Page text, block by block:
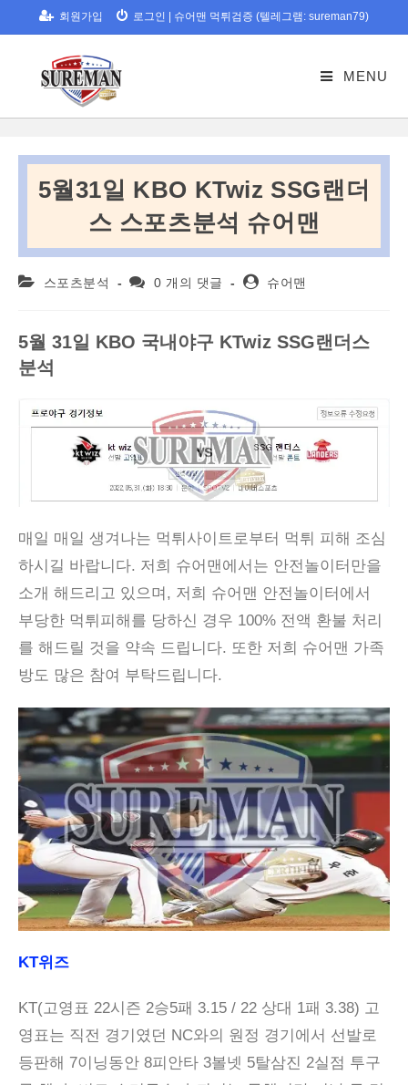
to
회원가입 로그인 슈어맨 먹튀검증 (텔레그램: sureman79)
MENU
5월31일 KBO KTwiz SSG랜더
스 스포츠분석 슈어맨
Post 스포츠분석
Post0 개의 댓글
Post슈어맨
5월 31일 KBO 국내야구 KTwiz SSG랜더스
분석
매일 매일 생겨나는 먹튀사이트로부터 먹튀 피해 조심
하시길 바랍니다. 저희 슈어맨에서는 안전놀이터만을
소개 해드리고 있으며, 저희 슈어맨 안전놀이터에서
부당한 먹튀피해를 당하신 경우 100% 전액 환불 처리
를 해드릴 것을 약속 드립니다. 또한 저희 슈어맨 가족
방도 많은 참여 부탁드립니다.
KT위즈
KT(고영표 22시즌 2승5패 3.15 / 22 상대 1패 3.38) 고
영표는 직전 경기였던 NC와의 원정 경기에서 선발로
등판해 7이닝동안 8피안타 3볼넷 5탈삼진 2실점 투구